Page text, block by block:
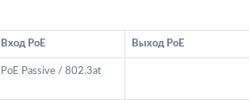
Вход PoE Выход PoE
PoE Passive / 802.3at